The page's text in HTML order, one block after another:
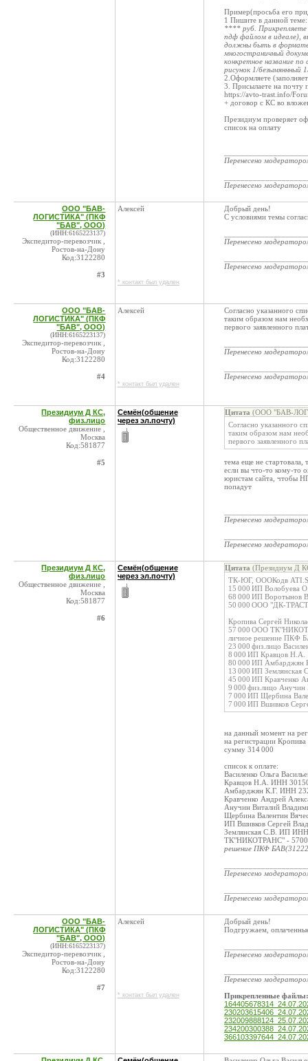
Пример(просьба его
1 Пишите в данной
**** руб. Прикрепляете
пдф файлом в идеале),
должны быть в формате
многостраничный
конкретное название
рисунок 1/безымяннный
2.Оформляете
3. Присылаете на
https://avto-trast.info/
+ договор с КС во
Президиум проверяет
список на оплату
Перенесено
Перенесено
ООО "БАВ-
ЛОГИСТИКА" (ПКФ
"БАВ", ООО)
(ИНН:6165223137)
Экспедитор-перевозчик ,
Ростов-на-Дону
Код:3122280
#3
Алексей
* контакт был удален
Добрый день!
С условиями темы
Перенесено
Перенесено
ООО "БАВ-
ЛОГИСТИКА" (ПКФ
"БАВ", ООО)
(ИНН:6165223137)
Экспедитор-перевозчик ,
Ростов-на-Дону
Код:3122280
#4
Алексей
* контакт был удален
Согласно указанного
таким образом нам
первого заявленного
Перенесено
Перенесено
Президиум Д КС,
физ.лицо
Общественное движение ,
Москва
Код:581877
#5
Семён(общение
через эл.почту)
Цитата (ООО "БАВ-
Согласно указанного
таким образом нам
первого заявленного
тема еще не
если вы что-то кому-то
юристам сайта, чтобы
попадут
Перенесено
Перенесено
Президиум Д КС,
физ.лицо
Общественное движение ,
Москва
Код:581877
#6
Семён(общение
через эл.почту)
Цитата (Президиум Д
ТК-ЮГ, ОООКодв
15 000 ИП Волобуева
68 000 ИП Воротынов
50 000 ООО "ДК-
Кропива Сергей
57 000 ООО
личное решение ПКФ
23 000 физ.лицо
8 000 ИП Кравцов Н.А.
80 000 ИП Амбарджян
13 000 ИП Землянская
45 000 ИП Кравченко
9 000 физ.лицо Анучин
7 000 ИП Щербина
7 000 ИП Вшивков
на данный момент на
на регистрации
сумму 314 000
список к оплате:
Василенко Ольга
Кравцов Н.А. ИНН
Амбарджян К.Г. ИНН
Кравченко Андрей
Анучин Виталий
Щербина Валентин
ИП Вшивков Сергей
Землянская С.В. ИП
ТК"НИКОТРАНС" -
решение ПКФ
Перенесено
Перенесено
ООО "БАВ-
ЛОГИСТИКА" (ПКФ
"БАВ", ООО)
(ИНН:6165223137)
Экспедитор-перевозчик ,
Ростов-на-Дону
Код:3122280
#7
Алексей
* контакт был удален
Добрый день!
Подгружаем,
Перенесено
Перенесено
Прикрепленные файлы: